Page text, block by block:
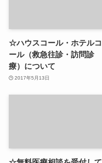
☆ハウスコール・ホテルコ
ール（救急往診・訪問診
療）について
2017年5月13日